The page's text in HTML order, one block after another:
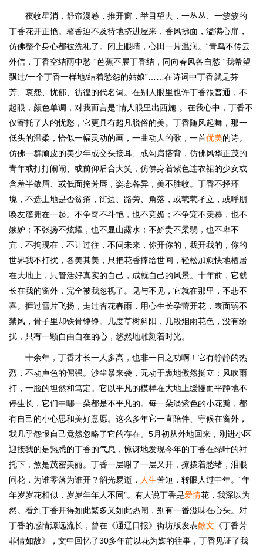
夜收星消，舒帘漫卷，推开窗，举目望去，一丛丛、一簇簇的
丁香花开正艳。馨香迫不及待地挤进屋来，香风拂面，溢满心扉，
仿佛整个身心都被洗礼了。闭上眼睛，心田一片温润。“青鸟不传云
外信，丁香空结雨中愁”“芭蕉不展丁香结，同向春风各自愁”“我希望
飘过/一个丁香一样地/结着愁怨的姑娘”……在诗词中丁香就是芬
芳、哀怨、忧郁、彷徨的代名词。在别人眼里也许丁香很普通，不
起眼，颜色单调，对我而言是“情人眼里出西施”。在我心中，丁香不
仅寄托了人的忧愁，它更具有超凡脱俗的美。丁香随风起舞，那一
低头的温柔，恰似一幅灵动的画，一曲动人的歌，一首优美的诗。
仿佛一群顽皮的美少年或交头接耳、或勾肩搭背，仿佛风华正茂的
青年或打打闹闹、或前仰后合大笑，仿佛身着紫色连衣裙的少女或
含羞半敛眉、或低面掩芳唇，姿态各异，美不胜收。丁香不择环
境，不选土地是否贫瘠，街边、路旁、角落，或茕茕孑立，或呼朋
唤友簇拥在一起。不争奇不斗艳，也不竞媚；不争宠不羡慕，也不
嫉妒；不张扬不炫耀，也不显山露水；不娇贵不柔弱，也不卑不
亢，不拘现在，不计过往，不问未来，你开你的，我开我的，你的
世界我不打扰，各美其美，只把花香捧给世间，轻松加愈快地栖居
在大地上，只管活好真实的自己，成就自己的风景。十年前，它就
长在我的窗外，完全被我忽视了。见与不见，它就在那里，不悲不
喜。捱过雪片飞扬，走过杏花春雨，用心生长孕蕾开花，表面弱不
禁风，骨子里却铁骨铮铮。几度草树斜阳，几段烟雨花色，没有纷
扰，只有一颗自由自在的心，悠然地雕刻着时光。
十余年，丁香才长一人多高，也非一日之功啊！它有静静的热
烈，不动声色的倔强。沙尘暴来袭，无动于衷地傲然挺立；风吹雨
打，一脸的坦然和笃定。它以平凡的模样在大地上缓慢而平静地不
停生长，它们中哪一朵都是不平凡的。每一朵淡紫色的小花瓣，都
有自己的小心思和美好意愿。这么多年它一直陪伴、守候在窗外，
我几乎怨恨自己竟然忽略了它的存在。5月初从外地回来，刚进小区
迎接我的是熟悉的丁香的气息，惊讶地发现今年的丁香在绿叶的衬
托下，煞是茂密美丽。丁香一层谢了一层又开，撩拨着愁绪，泪眼
问花，为谁零落为谁开？韶光易逝， 人生苦短，转眼人过中年。“年
年岁岁花相似，岁岁年年人不同”。有人说丁香是爱情花，我深以为
然。看到丁香开得如此繁多又如此热闹，别有一番滋味在心头。对
丁香的感情源远流长，曾在《通辽日报》街坊版发表散文 《丁香芳
菲情如故》，文中回忆了30多年前以花为媒的往事，丁香见证了我